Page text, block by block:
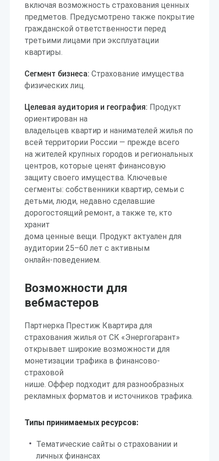
включая возможность страхования ценных
предметов. Предусмотрено также покрытие
гражданской ответственности перед
третьими лицами при эксплуатации
квартиры.
Сегмент бизнеса: Страхование имущества
физических лиц.
Целевая аудитория и география: Продукт
ориентирован на
владельцев квартир и нанимателей жилья по
всей территории России — прежде всего
на жителей крупных городов и региональных
центров, которые ценят финансовую
защиту своего имущества. Ключевые
сегменты: собственники квартир, семьи с
детьми, люди, недавно сделавшие
дорогостоящий ремонт, а также те, кто
хранит
дома ценные вещи. Продукт актуален для
аудитории 25–60 лет с активным
онлайн-поведением.
Возможности для
вебмастеров
Партнерка Престиж Квартира для
страхования жилья от СК «Энергогарант»
открывает широкие возможности для
монетизации трафика в финансово-
страховой
нише. Оффер подходит для разнообразных
рекламных форматов и источников трафика.
Типы принимаемых ресурсов:
Тематические сайты о страховании и
личных финансах